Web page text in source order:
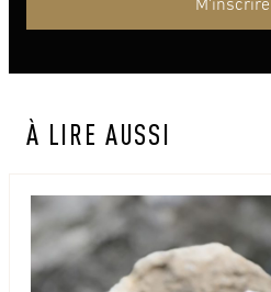
M'inscrire
À LIRE AUSSI